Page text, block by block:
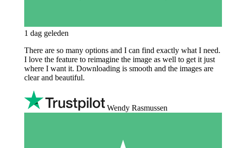
1 dag geleden
There are so many options and I can find exactly what I need.
I love the feature to reimagine the image as well to get it just
where I want it. Downloading is smooth and the images are
clear and beautiful.
Wendy Rasmussen